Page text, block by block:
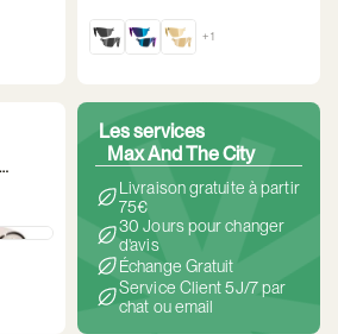
+ 1
Les services
Max And The City
Livraison gratuite à partir
75€
30 Jours pour changer
d'avis
Échange Gratuit
Service Client 5J/7 par
chat ou email